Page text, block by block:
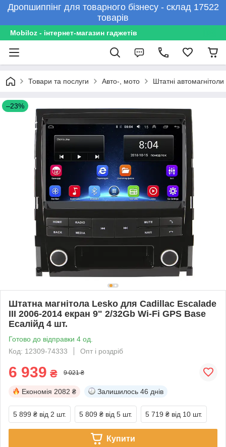
Дропшиппінг для товарного бізнесу - склад 17522
товарів
Mobiloz - інтернет-магазин гаджетів
Товари та послуги Авто-, мото Штатні автомагнітоли
–23%
Штатна магнітола Lesko для Cadillac Escalade
III 2006-2014 екран 9" 2/32Gb Wi-Fi GPS Base
Есалійд 4 шт.
Готово до відправки 4 од.
Код: 12309-74333
Опт і роздріб
6 939 ₴ 9 021 ₴
Економія 2082 ₴ Залишилось 46 днів
5 899 ₴ від 2 шт. 5 809 ₴ від 5 шт. 5 719 ₴ від 10 шт.
Купити